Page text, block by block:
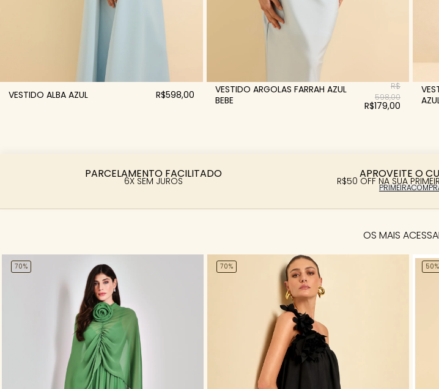
VESTIDO ALBA AZUL R$598,00
VESTIDO ARGOLAS FARRAH AZUL
BEBE
R$
598,00
R$179,00
PARCELAMENTO FACILITADO
6X SEM JUROS
APROVEITE O
R$50 OFF NA SUA
OS MAIS
70% 70% 50%